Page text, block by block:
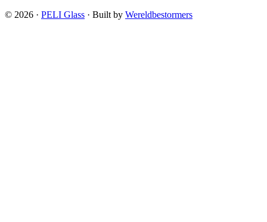
© 2026 · PELI Glass · Built by Wereldbestormers